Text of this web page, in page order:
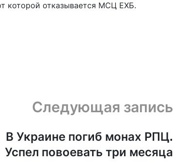
которой отказывается МСЦ ЕХБ.
Следующая запись
В Украине погиб монах РПЦ.
Успел повоевать три месяца